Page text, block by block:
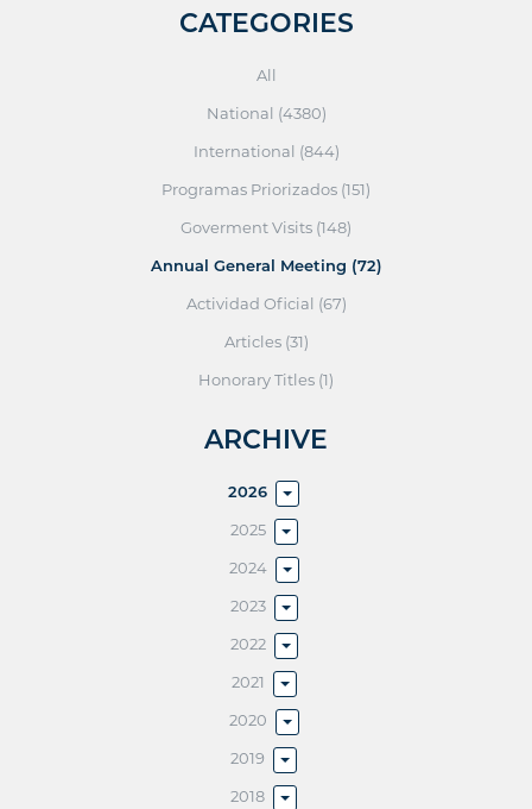
CATEGORIES
All
National (4380)
International (844)
Programas Priorizados (151)
Goverment Visits (148)
Annual General Meeting (72)
Actividad Oficial (67)
Articles (31)
Honorary Titles (1)
ARCHIVE
2026
2025
2024
2023
2022
2021
2020
2019
2018